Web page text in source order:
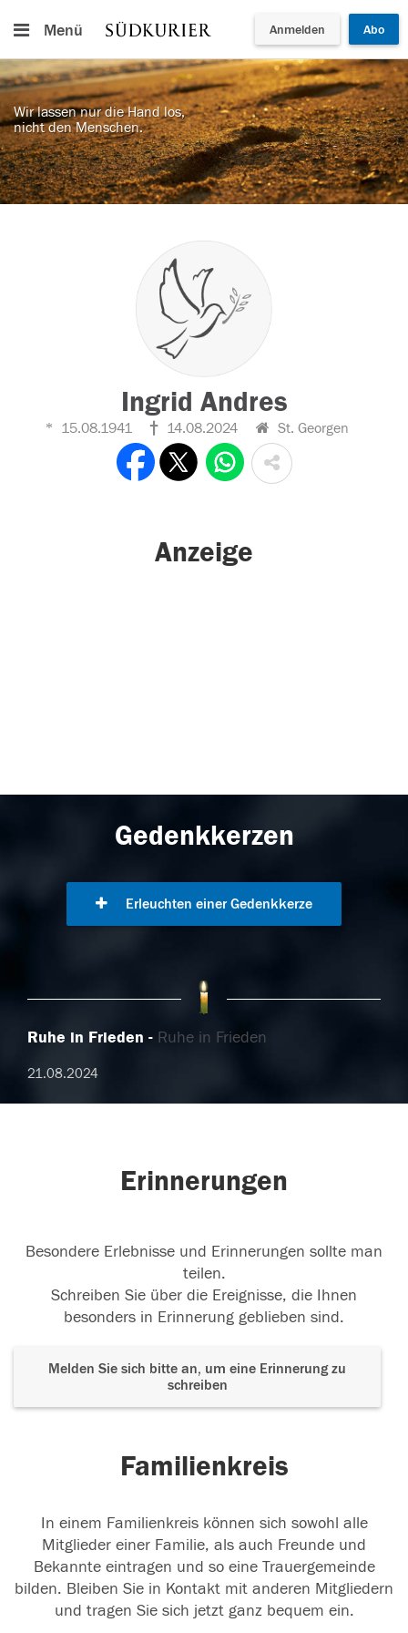
Menü Anmelden Abo
Wir lassen nur die Hand los,
nicht den Menschen.
Ingrid Andres
15.08.1941 14.08.2024 St. Georgen
Anzeige
Gedenkkerzen
Erleuchten einer Gedenkkerze
Ruhe in Frieden Ruhe in Frieden
21.08.2024
Erinnerungen
Besondere Erlebnisse und Erinnerungen sollte man
teilen.
Schreiben Sie über die Ereignisse, die Ihnen
besonders in Erinnerung geblieben sind.
Melden Sie sich bitte an, um eine Erinnerung zu
schreiben
Familienkreis
In einem Familienkreis können sich sowohl alle
Mitglieder einer Familie, als auch Freunde und
Bekannte eintragen und so eine Trauergemeinde
bilden. Bleiben Sie in Kontakt mit anderen Mitgliedern
und tragen Sie sich jetzt ganz bequem ein.